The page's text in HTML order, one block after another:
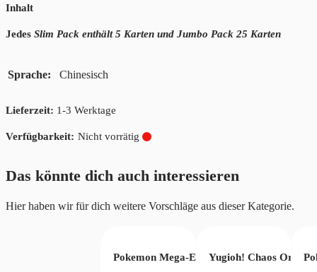
Inhalt
Jedes Slim Pack enthält 5 Karten und Jumbo Pack 25 Karten
Sprache Chinesisch
Lieferzeit: 1-3 Werktage
Nicht vorrätig
Das könnte dich auch interessieren
Hier haben wir für dich weitere Vorschläge aus dieser Kategorie.
of Intrigue OP04 (JP)Pokemon Mega-Entwicklung Dunkelnacht
Yugioh! Chaos